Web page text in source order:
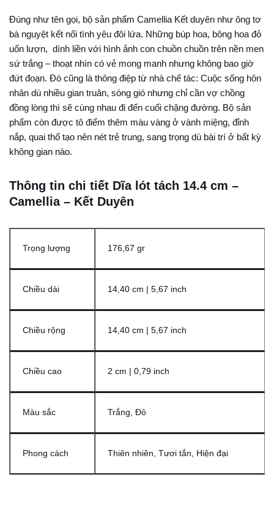
Đúng như tên gọi, bộ sản phẩm Camellia Kết duyên như ông tơ
bà nguyệt kết nối tình yêu đôi lứa. Những búp hoa, bông hoa đỏ
uốn lượn, dính liền với hình ảnh con chuồn chuồn trên nền men
sứ trắng – thoạt nhìn có vẻ mong manh nhưng không bao giờ
đứt đoạn. Đó cũng là thông điệp từ nhà chế tác: Cuộc sống hôn
nhân dù nhiều gian truân, sóng gió nhưng chỉ cần vợ chồng
đồng lòng thì sẽ cùng nhau đi đến cuối chặng đường. Bộ sản
phẩm còn được tô điểm thêm màu vàng ở vành miệng, đỉnh
nắp, quai thố tạo nên nét trẻ trung, sang trọng dù bài trí ở bất kỳ
không gian nào.
Thông tin chi tiết Dĩa lót tách 14.4 cm –
Camellia – Kết Duyên
Trọng lượng 176,67 gr
Chiều dài 14,40 cm | 5,67 inch
Chiều rộng 14,40 cm | 5,67 inch
Chiều cao 2 cm | 0,79 inch
Màu sắc Trắng, Đỏ
Phong cách Thiên nhiên, Tươi tắn, Hiện đại